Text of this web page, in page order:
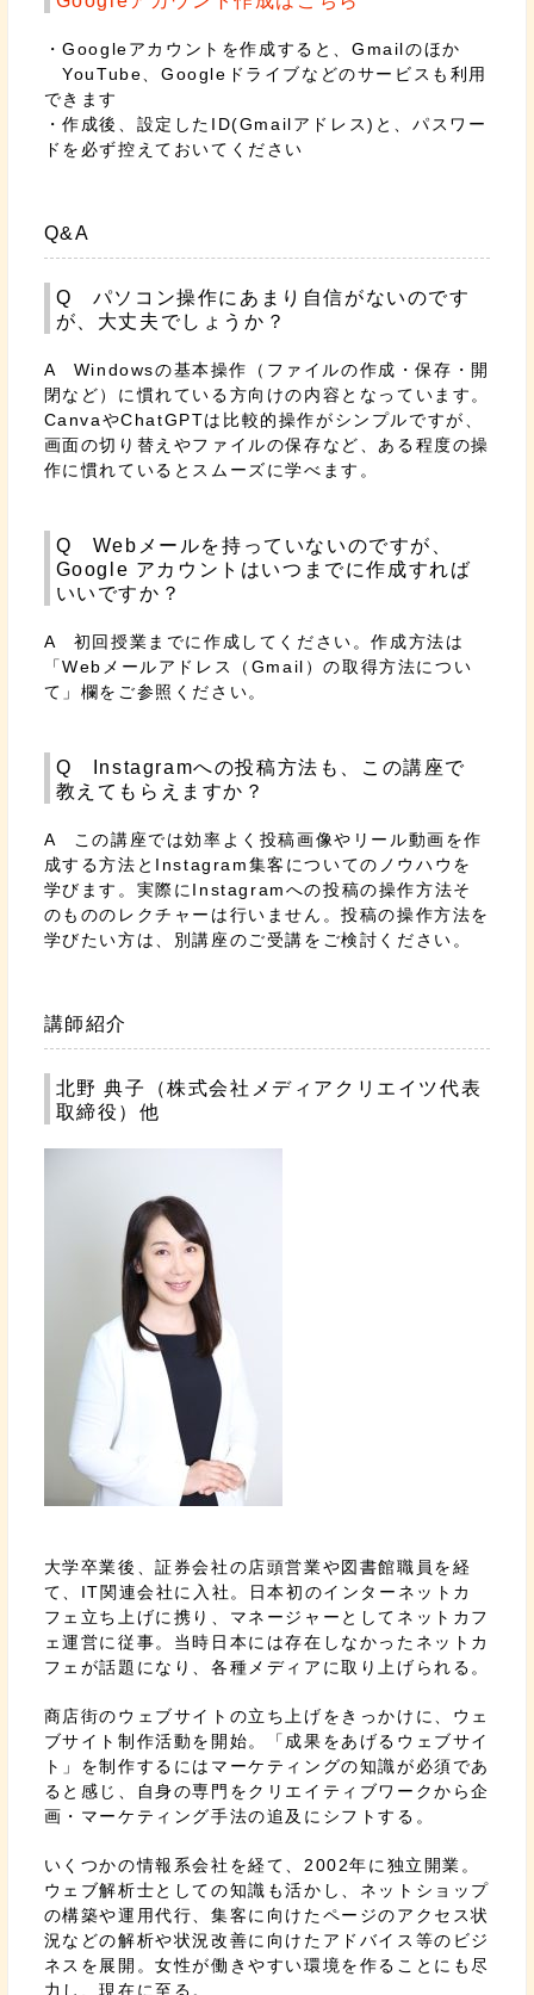
・Googleアカウントを作成すると、Gmailのほか
YouTube、Googleドライブなどのサービスも利用
できます
・作成後、設定したID(Gmailアドレス)と、パスワー
ドを必ず控えておいてください
Q&A
Q パソコン操作にあまり自信がないのです
が、大丈夫でしょうか？
A Windowsの基本操作（ファイルの作成・保存・開
閉など）に慣れている方向けの内容となっています。
CanvaやChatGPTは比較的操作がシンプルですが、
画面の切り替えやファイルの保存など、ある程度の操
作に慣れているとスムーズに学べます。
Q Webメールを持っていないのですが、
Google アカウントはいつまでに作成すれば
いいですか？
A 初回授業までに作成してください。作成方法は
「Webメールアドレス（Gmail）の取得方法につい
て」欄をご参照ください。
Q Instagramへの投稿方法も、この講座で
教えてもらえますか？
A この講座では効率よく投稿画像やリール動画を作
成する方法とInstagram集客についてのノウハウを
学びます。実際にInstagramへの投稿の操作方法そ
のもののレクチャーは行いません。投稿の操作方法を
学びたい方は、別講座のご受講をご検討ください。
講師紹介
北野 典子（株式会社メディアクリエイツ代表
取締役）他
大学卒業後、証券会社の店頭営業や図書館職員を経
て、IT関連会社に入社。日本初のインターネットカ
フェ立ち上げに携り、マネージャーとしてネットカフ
ェ運営に従事。当時日本には存在しなかったネットカ
フェが話題になり、各種メディアに取り上げられる。
商店街のウェブサイトの立ち上げをきっかけに、ウェ
ブサイト制作活動を開始。「成果をあげるウェブサイ
ト」を制作するにはマーケティングの知識が必須であ
ると感じ、自身の専門をクリエイティブワークから企
画・マーケティング手法の追及にシフトする。
いくつかの情報系会社を経て、2002年に独立開業。
ウェブ解析士としての知識も活かし、ネットショップ
の構築や運用代行、集客に向けたページのアクセス状
況などの解析や状況改善に向けたアドバイス等のビジ
ネスを展開。女性が働きやすい環境を作ることにも尽
力し、現在に至る。